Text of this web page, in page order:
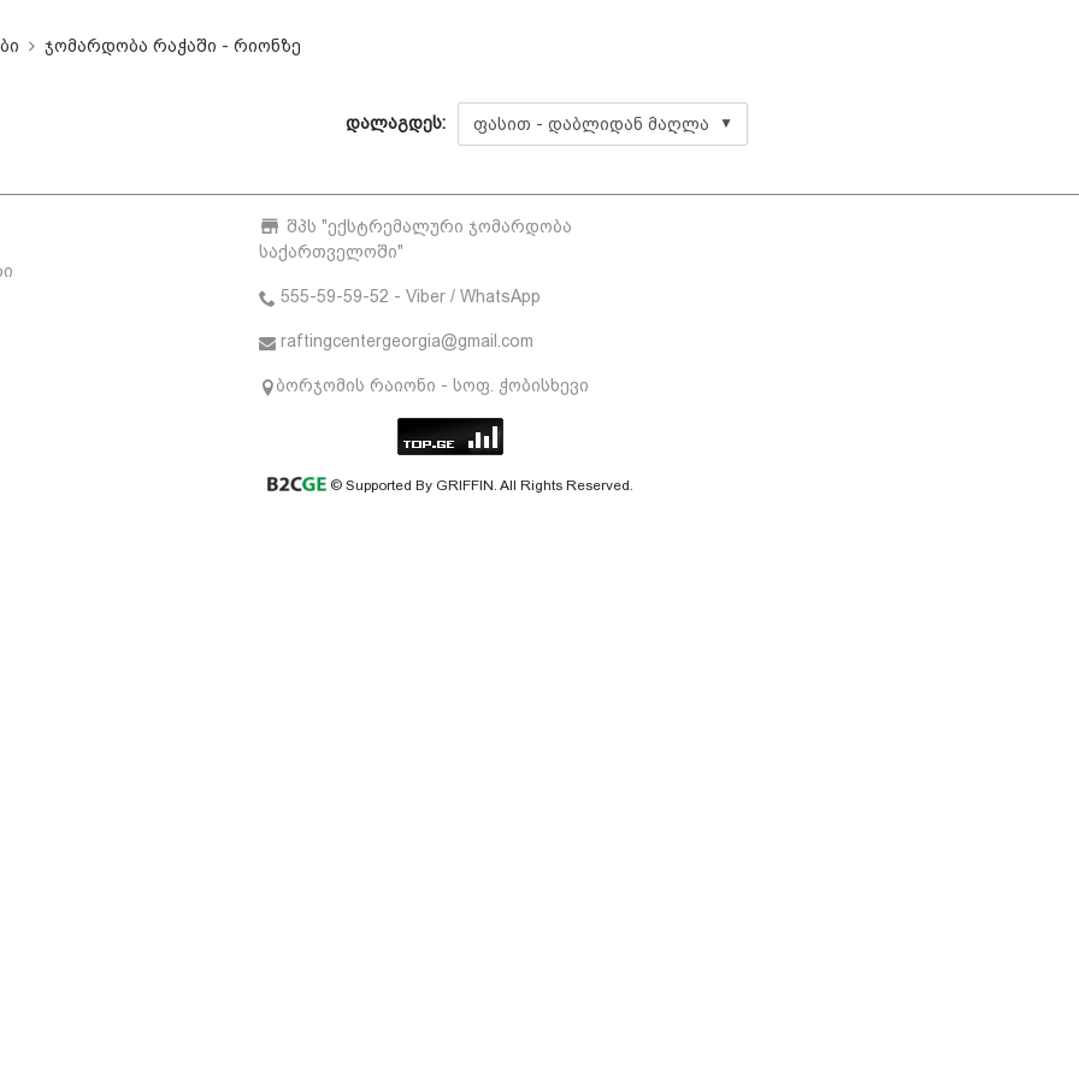
ჯომარდობა რაჭაში - რიონზე
დალაგდეს: ▼
შპს "ექსტრემალური ჯომარდობა
საქართველოში"
555-59-59-52 - Viber / WhatsApp
raftingcentergeorgia@gmail.com
ბორჯომის რაიონი - სოფ. ჭობისხევი
© Supported By GRIFFIN. All Rights Reserved.